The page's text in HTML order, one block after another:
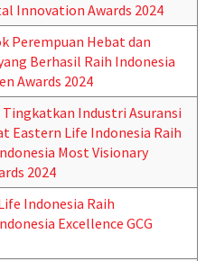
Innovation Awards 2024
Perempuan Hebat dan
Berhasil Raih Indonesia
Awards 2024
Industri Asuransi
Eastern Life Indonesia Raih
Most Visionary
2024
Indonesia Raih
Excellence GCG